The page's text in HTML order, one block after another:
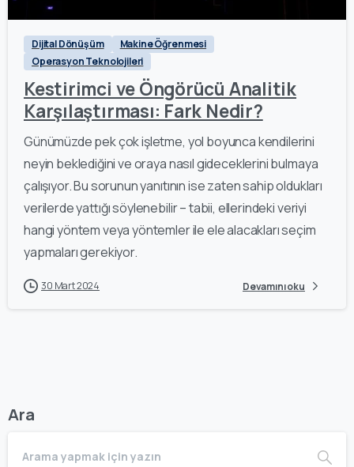
Dijital Dönüşüm
Makine Öğrenmesi
Operasyon Teknolojileri
Kestirimci ve Öngörücü Analitik
Karşılaştırması: Fark Nedir?
Günümüzde pek çok işletme, yol boyunca kendilerini
neyin beklediğini ve oraya nasıl gideceklerini bulmaya
çalışıyor. Bu sorunun yanıtının ise zaten sahip oldukları
verilerde yattığı söylenebilir – tabii, ellerindeki veriyi
hangi yöntem veya yöntemler ile ele alacakları seçim
yapmaları gerekiyor.
30 Mart 2024 Devamını oku
Ara